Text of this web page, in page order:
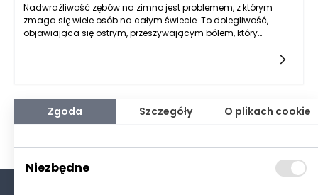
Nadwrażliwość zębów na zimno jest problemem, z którym
zmaga się wiele osób na całym świecie. To dolegliwość,
objawiająca się ostrym, przeszywającym bólem, który
substancjami, takimi jak lody, napoje, czy powietrze. Często
jednoznaczna. Wiele zależy od stopnia nasilenia
nadwrażliwości zębów na zimno oraz od podejmowanych
działań, które mogą złagodzić odczuwane dolegliwości.
Zgoda Szczegóły O plikach cookie
Niezbędne